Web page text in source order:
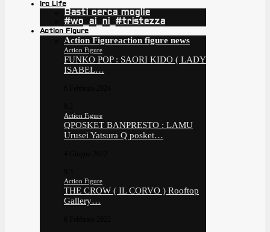
Irc Life
Basti cerca moglie
#wo_ai_ni_#tristezza
Action Figure
Action Figureaction figure news
Action Figure
FUNKO POP : SAORI KIDO ( LADY
ISABEL…
Action Figure
QPOSKET BANPRESTO : LAMU
Urusei Yatsura Q posket…
Action Figure
THE CROW ( IL CORVO ) Rooftop
Gallery…